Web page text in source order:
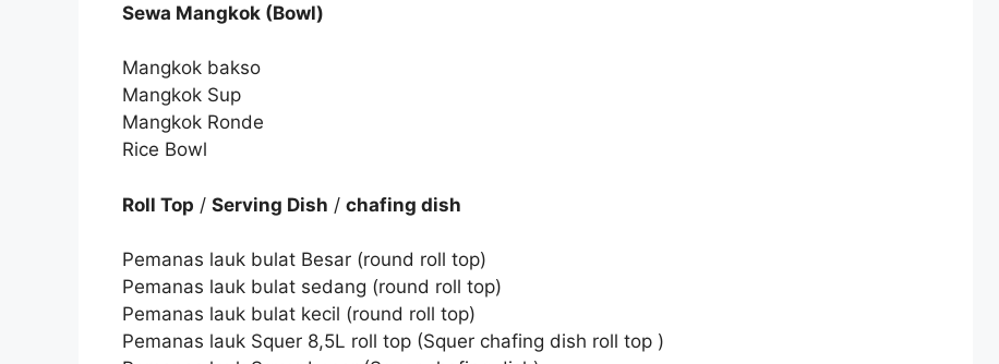
Sewa Mangkok (Bowl)
Mangkok bakso
Mangkok Sup
Mangkok Ronde
Rice Bowl
Roll Top / Serving Dish / chafing dish
Pemanas lauk bulat Besar (round roll top)
Pemanas lauk bulat sedang (round roll top)
Pemanas lauk bulat kecil (round roll top)
Pemanas lauk Squer 8,5L roll top (Squer chafing dish roll top )